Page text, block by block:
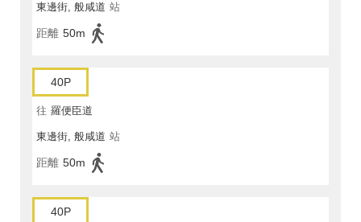
東邊街, 般咸道 站
距離 50m
40P
往 羅便臣道
東邊街, 般咸道 站
距離 50m
40P